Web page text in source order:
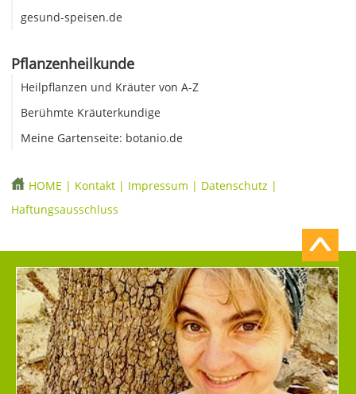
gesund-speisen.de
Pflanzenheilkunde
Heilpflanzen und Kräuter von A-Z
Berühmte Kräuterkundige
Meine Gartenseite: botanio.de
HOME | Kontakt | Impressum | Datenschutz |
Haftungsausschluss